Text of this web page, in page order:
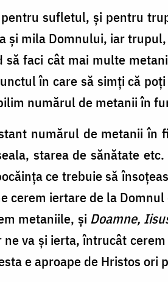
sufletul, şi pentru
şi mila Domnului, iar
faci cât mai multe
în care să simţi că
numărul de metanii în
numărul de metanii în
starea de sănătate
ce trebuie să
cerem iertare de la
metaniile, şi Doamne,
va şi ierta, întrucât
e aproape de Hristos ori